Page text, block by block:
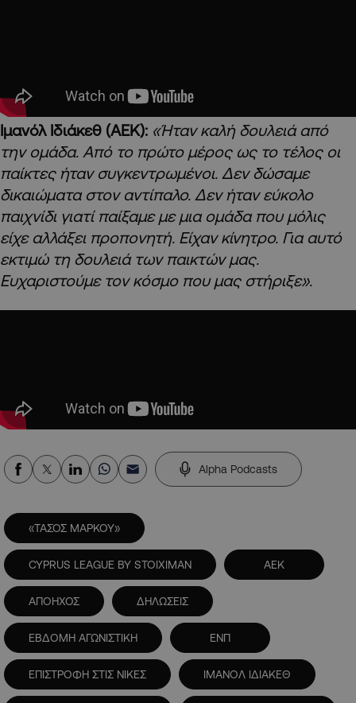
Ιμανόλ Ιδιάκεθ (ΑΕΚ): «Ήταν καλή δουλειά από
την ομάδα. Από το πρώτο μέρος ως το τέλος οι
παίκτες ήταν συγκεντρωμένοι. Δεν δώσαμε
δικαιώματα στον αντίπαλο. Δεν ήταν εύκολο
παιχνίδι γιατί παίξαμε με μια ομάδα που μόλις
είχε αλλάξει προπονητή. Είχαν κίνητρο. Για αυτό
εκτιμώ τη δουλειά των παικτών μας.
Ευχαριστούμε τον κόσμο που μας στήριξε».
Alpha Podcasts
«ΤΑΣΟΣ ΜΑΡΚΟΥ»
CYPRUS LEAGUE BY STOIXIMAN ΑΕΚ
ΑΠΟΗΧΟΣ ΔΗΛΩΣΕΙΣ
ΕΒΔΟΜΗ ΑΓΩΝΙΣΤΙΚΗ ΕΝΠ
ΕΠΙΣΤΡΟΦΗ ΣΤΙΣ ΝΙΚΕΣ ΙΜΑΝΟΛ ΙΔΙΑΚΕΘ